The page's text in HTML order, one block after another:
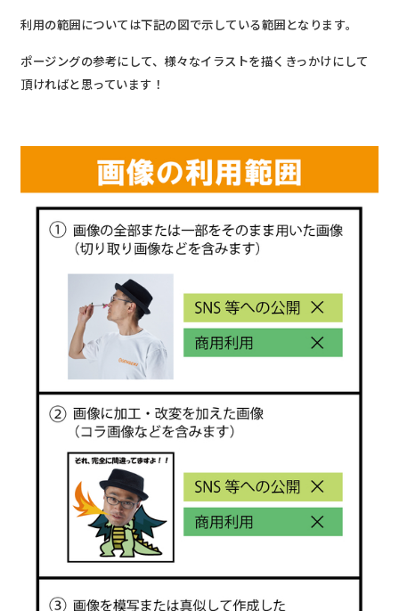
利用の範囲については下記の図で示している範囲となります。
ポージングの参考にして、様々なイラストを描くきっかけにして
頂ければと思っています！